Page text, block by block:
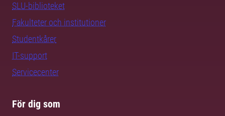
SLU-biblioteket
Fakulteter och institutioner
Studentkårer
IT-support
Servicecenter
För dig som